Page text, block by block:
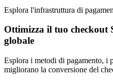
Esplora l'infrastruttura di
Ottimizza il tuo checkout
globale
Esplora i metodi di pagamento, i
migliorano la conversione del